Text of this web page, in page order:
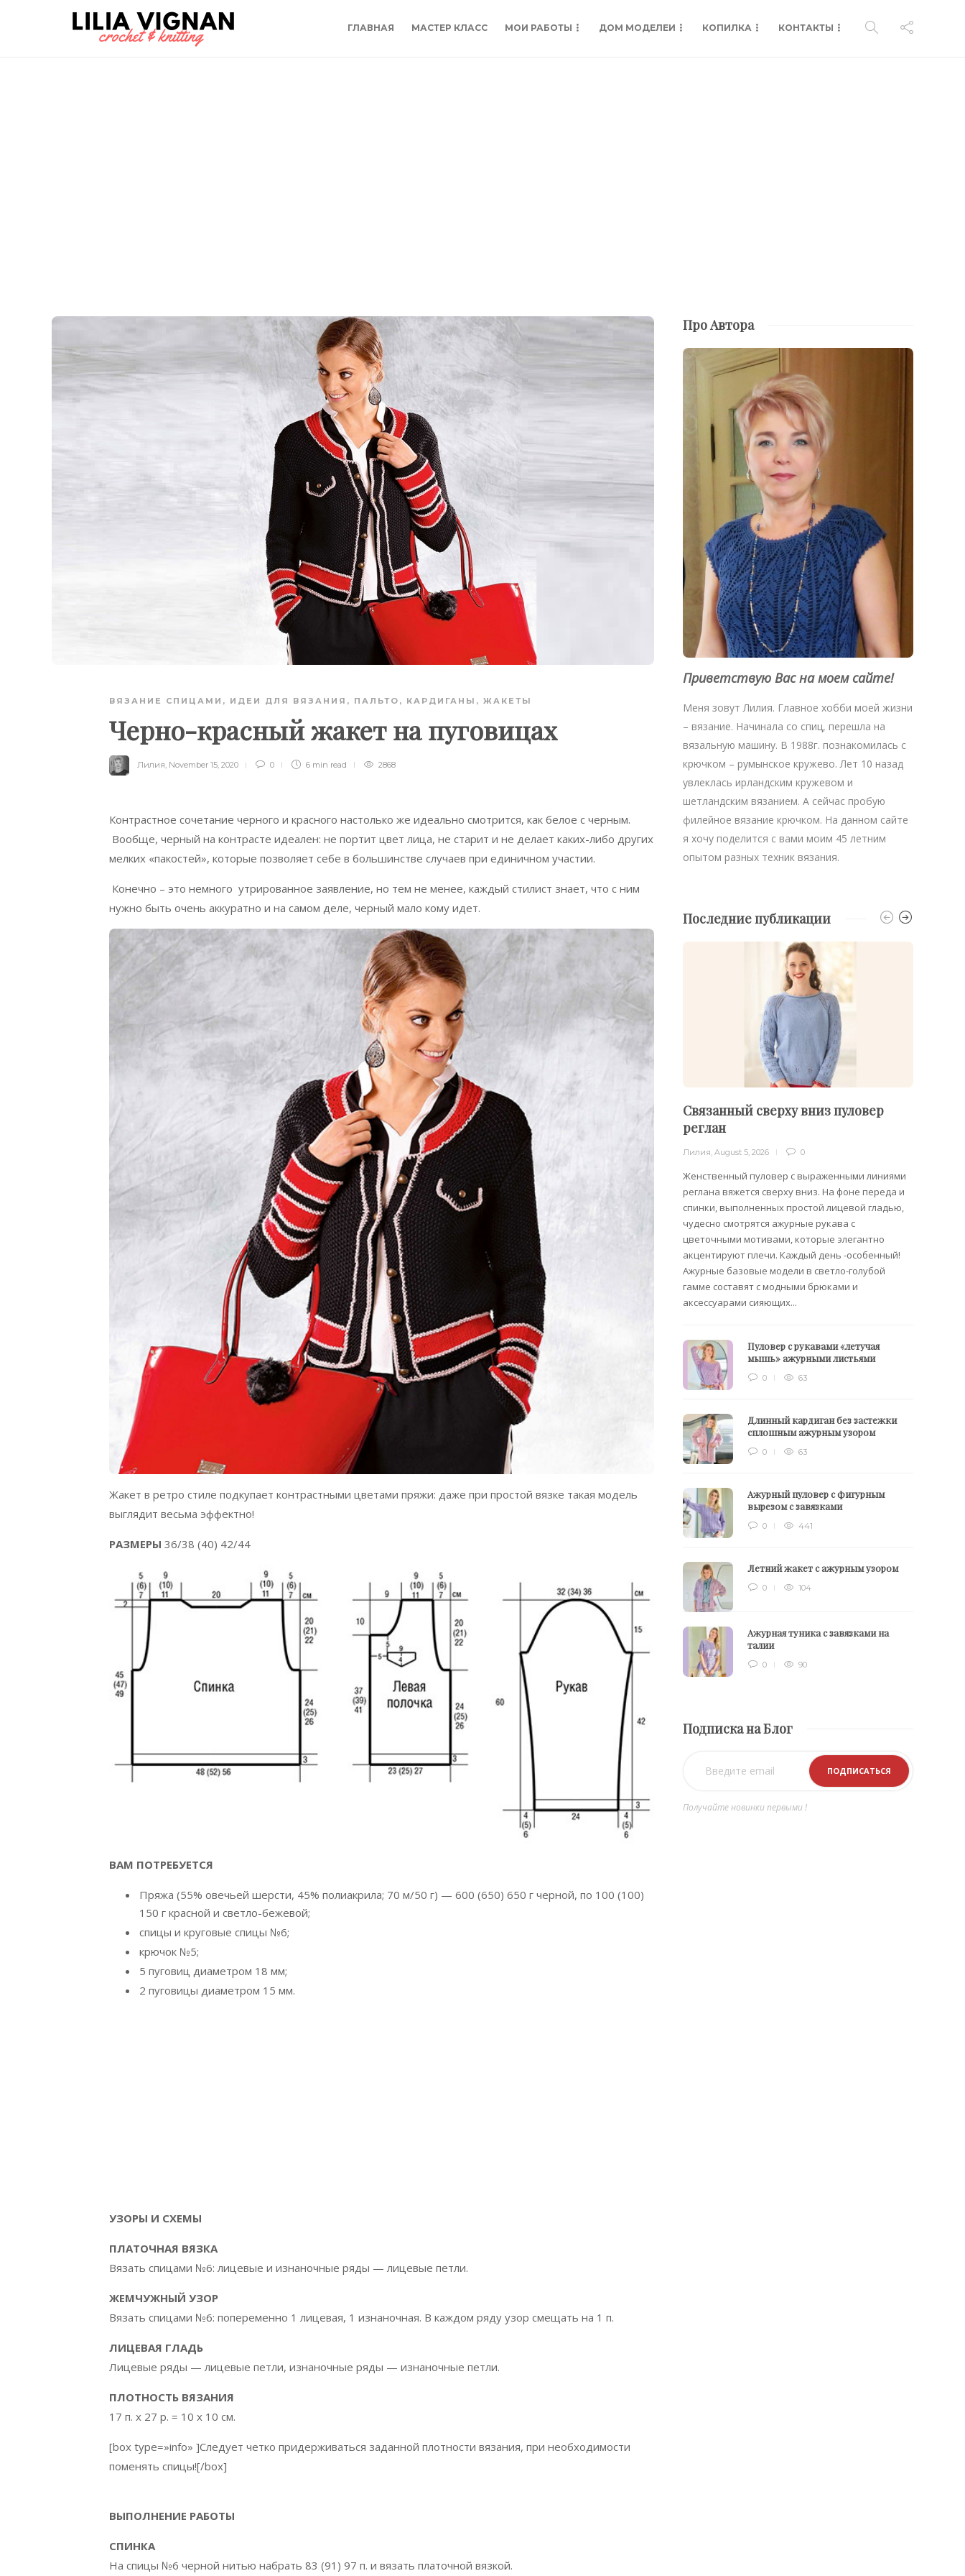
ГЛАВНАЯ МАСТЕР КЛАСС МОИ РАБОТЫ ДОМ МОДЕЛЕИ КОПИЛКА КОНТАКТЫ
ВЯЗАНИЕ СПИЦАМИ , ИДЕИ ДЛЯ ВЯЗАНИЯ , ПАЛЬТО, КАРДИГАНЫ, ЖАКЕТЫ
Черно-красный жакет на пуговицах
Лилия, November 15, 2020 0 6 min read 2868
Контрастное сочетание черного и красного настолько же идеально смотрится, как белое с черным.
Вообще, черный на контрасте идеален: не портит цвет лица, не старит и не делает каких-либо других
мелких «пакостей», которые позволяет себе в большинстве случаев при единичном участии.
Конечно – это немного утрированное заявление, но тем не менее, каждый стилист знает, что с ним
нужно быть очень аккуратно и на самом деле, черный мало кому идет.
Жакет в ретро стиле подкупает контрастными цветами пряжи: даже при простой вязке такая модель
выглядит весьма эффектно!
РАЗМЕРЫ 36/38 (40) 42/44
ВАМ ПОТРЕБУЕТСЯ
Пряжа (55% овечьей шерсти, 45% полиакрила; 70 м/50 г) — 600 (650) 650 г черной, по 100 (100)
150 г красной и светло-бежевой;
спицы и круговые спицы №6;
крючок №5;
5 пуговиц диаметром 18 мм;
2 пуговицы диаметром 15 мм.
УЗОРЫ И СХЕМЫ
ПЛАТОЧНАЯ ВЯЗКА
Вязать спицами №6: лицевые и изнаночные ряды — лицевые петли.
ЖЕМЧУЖНЫЙ УЗОР
Вязать спицами №6: попеременно 1 лицевая, 1 изнаночная. В каждом ряду узор смещать на 1 п.
ЛИЦЕВАЯ ГЛАДЬ
Лицевые ряды — лицевые петли, изнаночные ряды — изнаночные петли.
ПЛОТНОСТЬ ВЯЗАНИЯ
17 п. х 27 р. = 10 x 10 см.
[box type=»info» ]Следует четко придерживаться заданной плотности вязания, при необходимости
поменять спицы![/box]
ВЫПОЛНЕНИЕ РАБОТЫ
СПИНКА
На спицы №6 черной нитью набрать 83 (91) 97 п. и вязать платочной вязкой.
Про Автора
Приветствую Вас на моем сайте!
Меня зовут Лилия. Главное хобби моей жизни
– вязание. Начинала со спиц, перешла на
вязальную машину. В 1988г. познакомилась с
крючком – румынское кружево. Лет 10 назад
увлеклась ирландским кружевом и
шетландским вязанием. А сейчас пробую
филейное вязание крючком. На данном сайте
я хочу поделится с вами моим 45 летним
опытом разных техник вязания.
Последние публикации
Связанный сверху вниз пуловер
реглан
Лилия ,August 5, 2026 0
Женственный пуловер с выраженными линиями
реглана вяжется сверху вниз. На фоне переда и
спинки, выполненных простой лицевой гладью,
чудесно смотрятся ажурные рукава с
цветочными мотивами, которые элегантно
акцентируют плечи. Каждый день -особенный!
Ажурные базовые модели в светло-голубой
гамме составят с модными брюками и
аксессуарами сияющих...
Пуловер с рукавами «летучая
мышь» ажурными листьями
0 63
Длинный кардиган без застежки
сплошным ажурным узором
0 63
Ажурный пуловер с фигурным
вырезом с завязками
0 441
Летний жакет с ажурным узором
0 104
Ажурная туника с завязками на
талии
0 90
Подписка на Блог
Получайте новинки первыми !